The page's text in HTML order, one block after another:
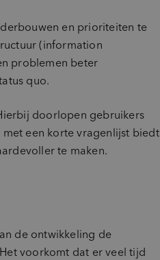
en prioriteiten te
(information
problemen beter
quo.
doorlopen gebruikers
een korte vragenlijst biedt
te maken.
de ontwikkeling de
voorkomt dat er veel tijd